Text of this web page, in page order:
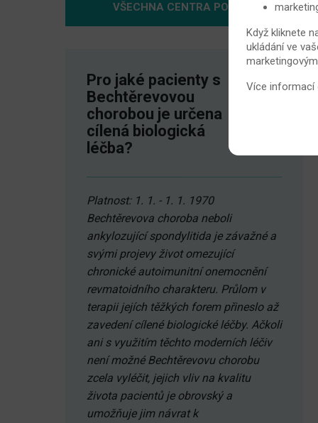
VŠECHNA CENTRA POMOCI
Pro jaké pacienty s
Bechtěrevovou
chorobou je určena
cílená biologická
léčba?
Platnost: 1. 1. - 1. 1. 1970
Bechtěrevova choroba neboli
ankylozující spondylitida je závažné a
svými projevy život omezující
chronické autoimunitní onemocnění
revmatoidního charakteru. Průlom v
terapii jejích těžkých forem přineslo až
zavedení cílené biologické léčby. Ačkoli
ani s využitím těchto moderních léčiv
není možné Bechtěrevovu chorobu
zcela vyléčit, jejich vliv na kvalitu
života pacientů je obrovský a
umožňuje jim návrat k
Když kliknete
ukládání ve
Více informací